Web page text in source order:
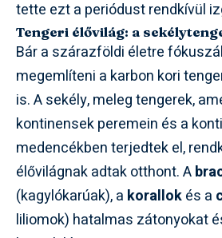
tette ezt a periódust rendkívül
Tengeri élővilág: a
Bár a szárazföldi életre
megemlíteni a karbon kori
is. A sekély, meleg tengerek,
kontinensek peremein és a
medencékben terjedtek el,
élővilágnak adtak otthont. A
(kagylókarúak), a korallokés a
liliomok) hatalmas zátonyokat